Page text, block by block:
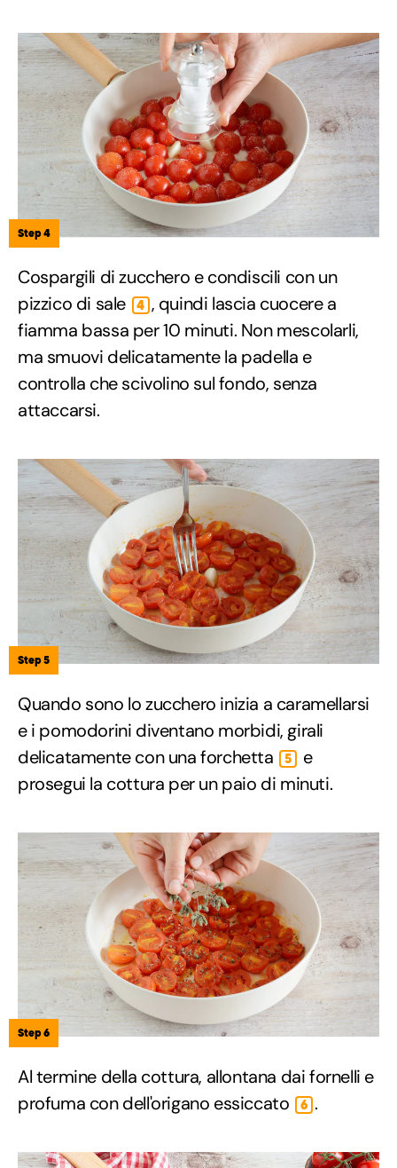
Step 4
Cospargili di zucchero e condiscili con un
pizzico di sale
4 , quindi lascia cuocere a
fiamma bassa per 10 minuti. Non mescolarli,
ma smuovi delicatamente la padella e
controlla che scivolino sul fondo, senza
attaccarsi.
Step 5
Quando sono lo zucchero inizia a caramellarsi
e i pomodorini diventano morbidi, girali
delicatamente con una forchetta
5
e
prosegui la cottura per un paio di minuti.
Step 6
Al termine della cottura, allontana dai fornelli e
profuma con dell'origano essiccato
6 .